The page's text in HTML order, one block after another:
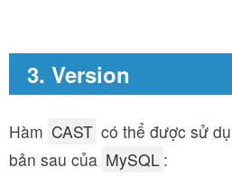
3. Version
Hàm CAST có thể được sử
bản sau của MySQL :